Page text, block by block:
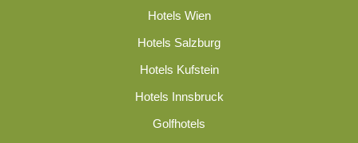
Hotels Wien
Hotels Salzburg
Hotels Kufstein
Hotels Innsbruck
Golfhotels